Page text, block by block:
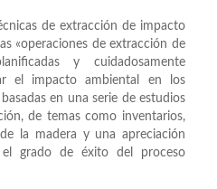
de extracción de impacto
«operaciones de extracción de
y cuidadosamente
el impacto ambiental en los
en una serie de estudios
de temas como inventarios,
la madera y una apreciación
grado de éxito del proceso